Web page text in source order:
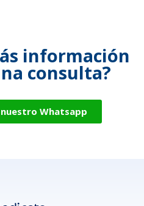
información
consulta?
Whatsapp